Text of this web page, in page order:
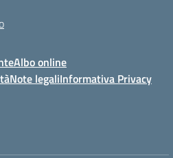
Albo online
Note legaliInformativa Privacy